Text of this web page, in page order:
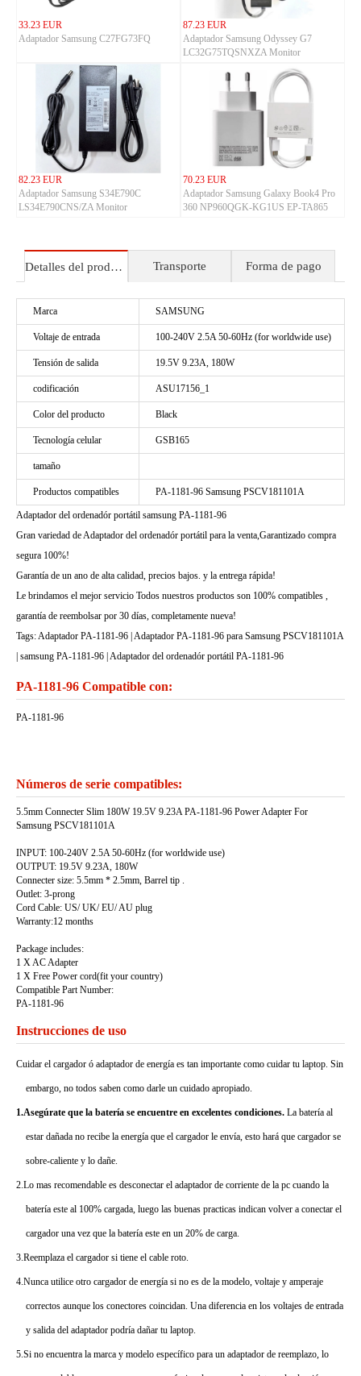
33.23 EUR
Adaptador Samsung C27FG73FQ
87.23 EUR
Adaptador Samsung Odyssey G7
LC32G75TQSNXZA Monitor
82.23 EUR
Adaptador Samsung S34E790C
LS34E790CNS/ZA Monitor
70.23 EUR
Adaptador Samsung Galaxy Book4 Pro
360 NP960QGK-KG1US EP-TA865
Detalles del producto Transporte Forma de pago
Marca SAMSUNG
Voltaje de entrada 100-240V 2.5A 50-60Hz (for worldwide use)
Tensión de salida 19.5V 9.23A, 180W
codificación ASU17156_1
Color del producto Black
Tecnología celular GSB165
tamaño
Productos compatibles PA-1181-96 Samsung PSCV181101A
Adaptador del ordenadór portátil samsung PA-1181-96
Gran variedad de Adaptador del ordenadór portátil para la venta,Garantizado compra
segura 100%!
Garantía de un ano de alta calidad, precios bajos. y la entrega rápida!
Le brindamos el mejor servicio Todos nuestros productos son 100% compatibles ,
garantía de reembolsar por 30 días, completamente nueva!
Tags: Adaptador PA-1181-96 | Adaptador PA-1181-96 para Samsung PSCV181101A
| samsung PA-1181-96 | Adaptador del ordenadór portátil PA-1181-96
PA-1181-96 Compatible con:
PA-1181-96
Números de serie compatibles:
5.5mm Connecter Slim 180W 19.5V 9.23A PA-1181-96 Power Adapter For
Samsung PSCV181101A
INPUT: 100-240V 2.5A 50-60Hz (for worldwide use)
OUTPUT: 19.5V 9.23A, 180W
Connecter size: 5.5mm * 2.5mm, Barrel tip .
Outlet: 3-prong
Cord Cable: US/ UK/ EU/ AU plug
Warranty:12 months
Package includes:
1 X AC Adapter
1 X Free Power cord(fit your country)
Compatible Part Number:
PA-1181-96
Instrucciones de uso
Cuidar el cargador ó adaptador de energía es tan importante como cuidar tu laptop. Sin
embargo, no todos saben como darle un cuidado apropiado.
1.Asegúrate que la batería se encuentre en excelentes condiciones. La batería al
estar dañada no recibe la energía que el cargador le envía, esto hará que cargador se
sobre-caliente y lo dañe.
2.Lo mas recomendable es desconectar el adaptador de corriente de la pc cuando la
batería este al 100% cargada, luego las buenas practicas indican volver a conectar el
cargador una vez que la batería este en un 20% de carga.
3.Reemplaza el cargador si tiene el cable roto.
4.Nunca utilice otro cargador de energía si no es de la modelo, voltaje y amperaje
correctos aunque los conectores coincidan. Una diferencia en los voltajes de entrada
y salida del adaptador podría dañar tu laptop.
5.Si no encuentra la marca y modelo específico para un adaptador de reemplazo, lo